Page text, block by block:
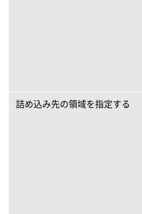
詰め込み先の領域を指定する